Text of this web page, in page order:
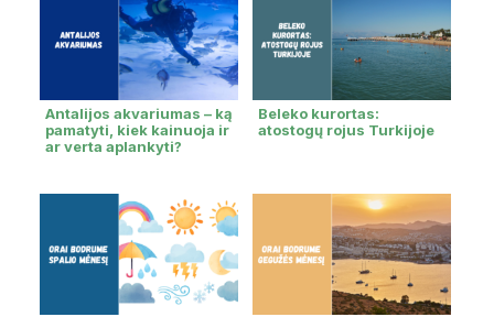
Antalijos akvariumas – ką
pamatyti, kiek kainuoja ir
ar verta aplankyti?
Beleko kurortas:
atostogų rojus Turkijoje